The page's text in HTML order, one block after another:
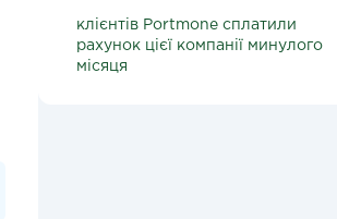
клієнтів Portmone сплатили
рахунок цієї компанії минулого
місяця